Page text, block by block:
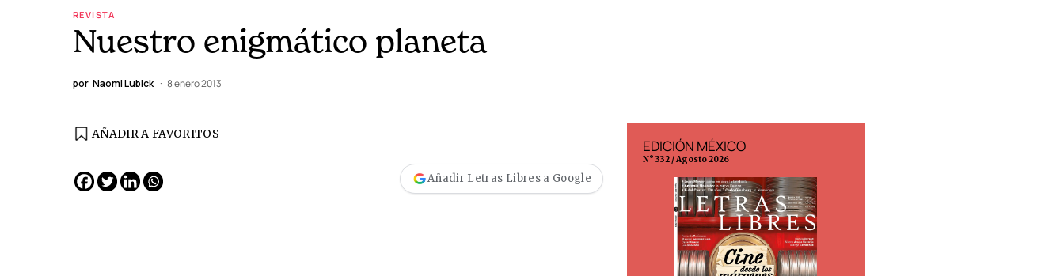
REVISTA
Nuestro enigmático planeta
por Naomi Lubick 8 enero 2013
AÑADIR A FAVORITOS
Añadir Letras Libres a Google
EDICIÓN MÉXICO
N° 332 / Agosto 2026